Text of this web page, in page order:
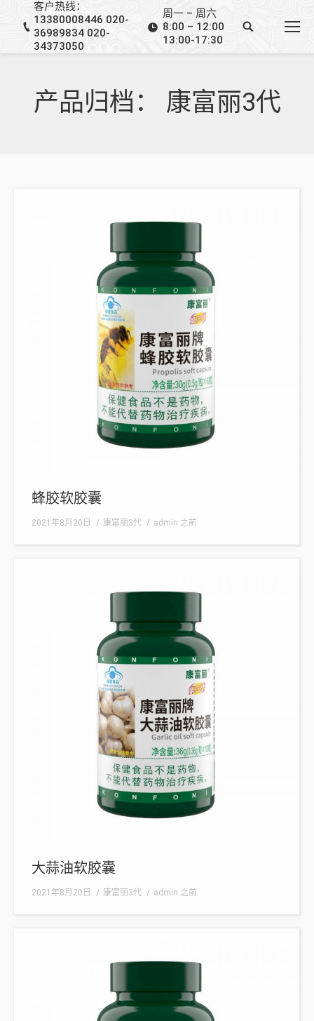
客户热线：
13380008446 020-
36989834 020-
34373050
周一 – 周六
8:00 – 12:00
13:00-17:30
产品归档： 康富丽3代
蜂胶软胶囊
2021年8月20日 康富丽3代 admin 之前
大蒜油软胶囊
2021年8月20日 康富丽3代 admin 之前